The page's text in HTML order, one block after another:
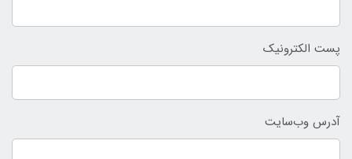
پست الکترونیک
آدرس وب‌سایت